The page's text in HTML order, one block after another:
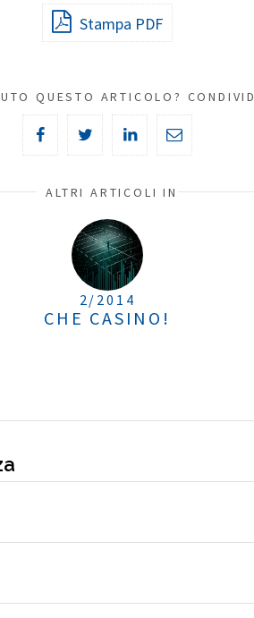
Stampa PDF
QUESTO ARTICOLO?
ALTRI ARTICOLI IN
2/2014
CHE CASINO!